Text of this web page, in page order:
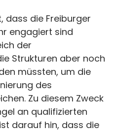
dass die Freiburger
engagiert sind
der
Strukturen aber noch
müssten, um die
des
Zu diesem Zweck
an qualifizierten
darauf hin, dass die